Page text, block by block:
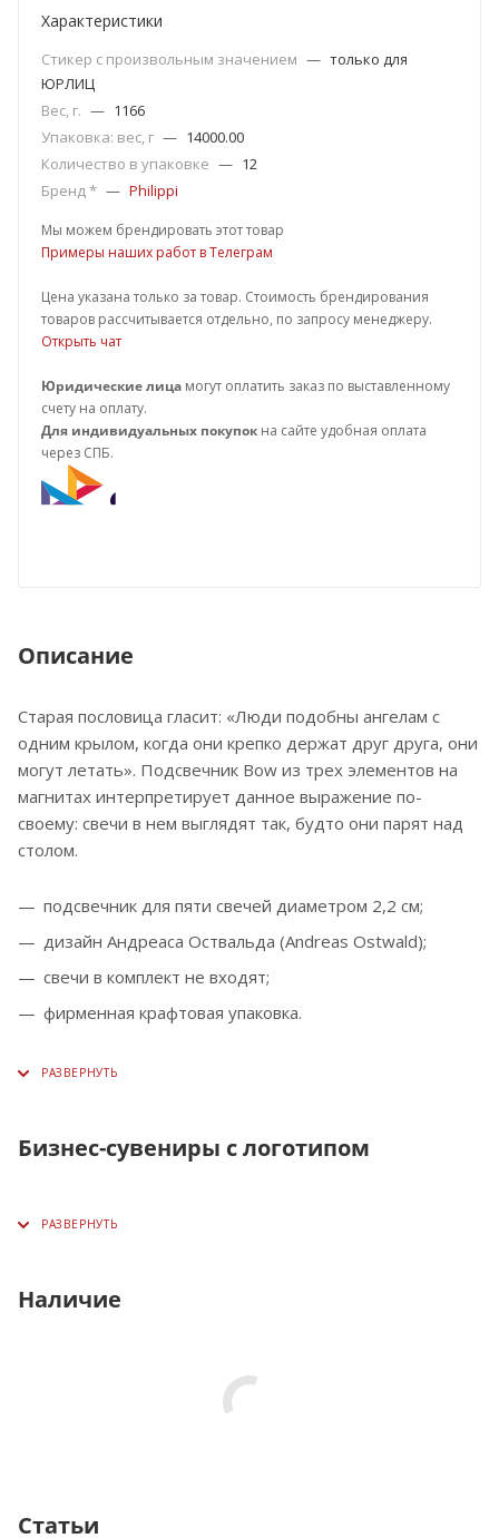
Характеристики
Стикер с произвольным значением — только для
ЮРЛИЦ
Вес, г. — 1166
Упаковка: вес, г — 14000.00
Количество в упаковке — 12
Бренд * — Philippi
Мы можем брендировать этот товар
Примеры наших работ в Телеграм
Цена указана только за товар. Стоимость брендирования
товаров рассчитывается отдельно, по запросу менеджеру.
Открыть чат
Юридические лица могут оплатить заказ по выставленному
счету на оплату.
Для индивидуальных покупок на сайте удобная оплата
через СПБ.
Описание
Старая пословица гласит: «Люди подобны ангелам с
одним крылом, когда они крепко держат друг друга, они
могут летать». Подсвечник Bow из трех элементов на
магнитах интерпретирует данное выражение по-
своему: свечи в нем выглядят так, будто они парят над
столом.
подсвечник для пяти свечей диаметром 2,2 см;
дизайн Андреаса Оствальда (Andreas Ostwald);
свечи в комплект не входят;
фирменная крафтовая упаковка.
Бизнес-сувениры с логотипом
Наличие
Статьи